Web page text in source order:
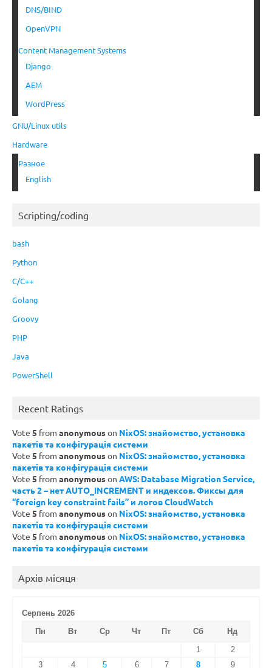
DNS/BIND
OpenVPN
Content Management Systems
Django
AEM
WordPress
GNU/Linux utils
Hardware
Разное
English
Scripting/coding
bash
Python
C/C++
Golang
Groovy
PHP
Java
PowerShell
Recent Ratings
Vote 5 from anonymouson NixOS: знайомство, установка
пакетів та конфігурація системи
Vote 5 from anonymouson NixOS: знайомство, установка
пакетів та конфігурація системи
Vote 5 from anonymouson AWS: Database Migration Service,
часть 2 – нет AUTO_INCREMENT и индексов. Фиксы для
“foreign key constraint fails” и логов CloudWatch
Vote 5 from anonymouson NixOS: знайомство, установка
пакетів та конфігурація системи
Vote 5 from anonymouson NixOS: знайомство, установка
пакетів та конфігурація системи
Архів місяця
Серпень 2026
Пн
Вт Ср Чт Пт Сб
Нд
1
2
3
4 5 6 7 8 9